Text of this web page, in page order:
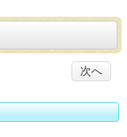
次へ